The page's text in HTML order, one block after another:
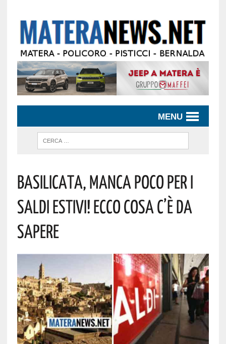
MENU
Basilicata, Manca Poco Per I
Saldi Estivi! Ecco Cosa C’è Da
Sapere